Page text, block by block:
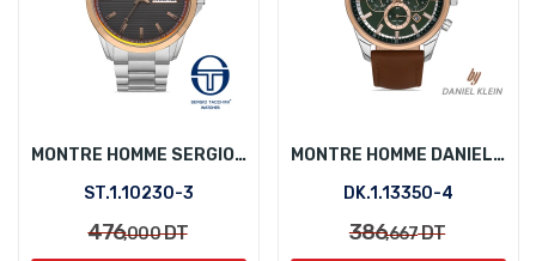
MONTRE HOMME SERGIO TACCHINI ST.1.10230-3
ST.1.10230-3
476,000DT
MONTRE HOMME DANIEL KLEIN DK.1.13350-4
DK.1.13350-4
386,667DT